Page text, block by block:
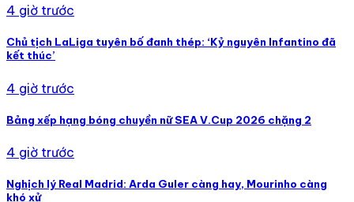
4 giờ trước
Chủ tịch LaLiga tuyên bố đanh thép: ‘Kỷ nguyên Infantino đã
kết thúc’
4 giờ trước
Bảng xếp hạng bóng chuyền nữ SEA V.Cup 2026 chặng 2
4 giờ trước
Nghịch lý Real Madrid: Arda Guler càng hay, Mourinho càng
khó xử